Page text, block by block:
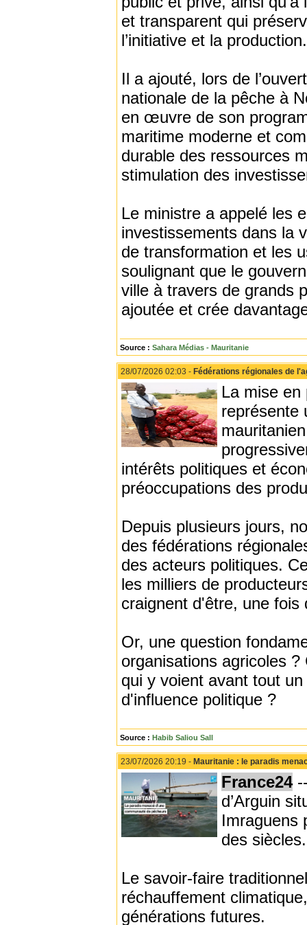
et transparent qui
l’initiative et la production.
Il a ajouté, lors de
nationale de la pêche à
en œuvre de son
maritime moderne et
durable des ressources
stimulation des
Le ministre a appelé les
investissements dans la
de transformation et les
soulignant que le
ville à travers de grands
ajoutée et crée
Source : Sahara Médias - Mauritanie
28/07/2026 02:03 - Fédérations régionales de
La mise en
représente
intérêts politiques et
préoccupations des
Depuis plusieurs jours,
des fédérations
des acteurs politiques.
les milliers de
craignent d'être, une fois
Or, une question
organisations agricoles
qui y voient avant tout
d'influence politique ?
Source : Habib Saliou Sall
23/07/2026 20:19 - Mauritanie : le paradis
France24--
d’Arguin
Imraguens
des siècles.
Le savoir-faire
réchauffement
générations futures.